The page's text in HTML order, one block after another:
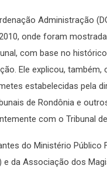
Administração
onde foram
com base no
Ele explicou,
estabelecidas pela
de Rondônia e
com o Tribunal
do Ministério Público
da Associação dos